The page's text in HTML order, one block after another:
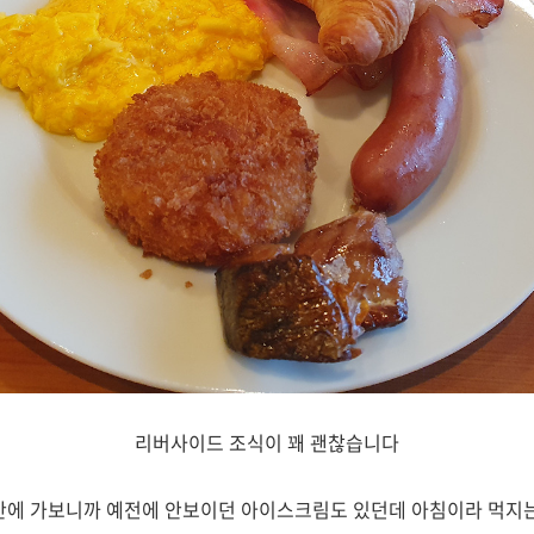
리버사이드 조식이 꽤 괜찮습니다
에 가보니까 예전에 안보이던 아이스크림도 있던데 아침이라 먹지